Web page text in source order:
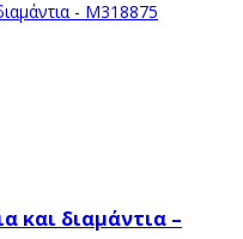
και διαμάντια –